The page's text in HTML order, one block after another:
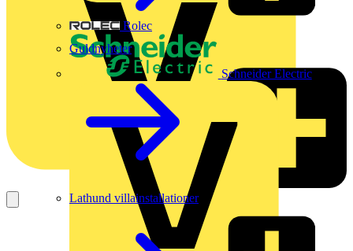
Rolec
Schneider Electric
Guldnyheter
Lathund villainstallationer